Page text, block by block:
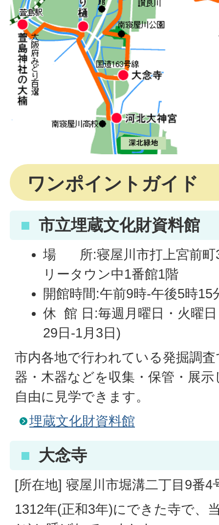
ワンポイントガイド
市立埋蔵文化財資料館
場 所:寝屋川市打上宮前町
リータウン中1番館1階
開館時間:午前9時-午後5時15
休 館 日:毎週月曜日・火曜
29日-1月3日)
市内各地で行われている発掘調
器・木器などを収集・保管・展
自由に見学できます。
埋蔵文化財資料館
大念寺
[所在地] 寝屋川市堀溝二丁目9番4
1312年(正和3年)にできた寺で、